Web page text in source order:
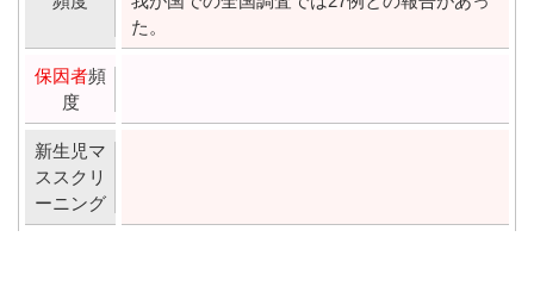
た。
保因者頻
度
新生児マ
ススクリ
ーニング